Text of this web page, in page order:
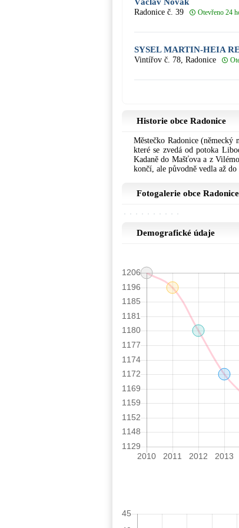
Radonice č. 39 Otevřeno 24
SYSEL MARTIN-HEIA
Vintířov č. 78, Radonice
Historie obce Radonice
Městečko Radonice
které se zvedá od potoka
Kadaně do Mašťova a z
končí, ale původně vedla až do
Fotogalerie obce Radonice
Demografické údaje